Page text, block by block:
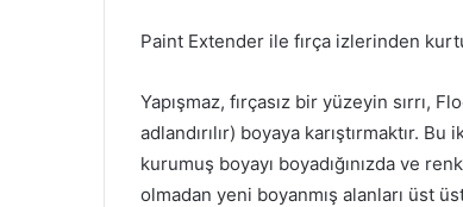
Paint Extender ile fırça izlerinden
Yapışmaz, fırçasız bir yüzeyin sırrı,
adlandırılır) boyaya karıştırmaktır. Bu
kurumuş boyayı boyadığınızda ve
olmadan yeni boyanmış alanları üst